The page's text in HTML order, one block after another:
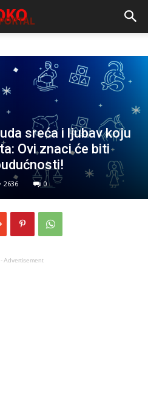
sreća i ljubav koju
Ovi znaci će biti
2636 0
Advertisement